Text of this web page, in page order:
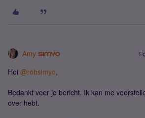
Amy
Hoi ​ @robsimyo,
Bedankt voor je bericht. Ik kan me
over hebt.